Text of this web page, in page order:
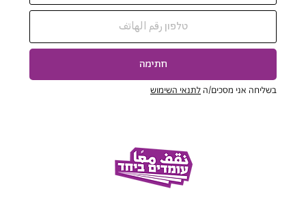
חתימה
בשליחה אני מסכים/הלתנאי השימוש